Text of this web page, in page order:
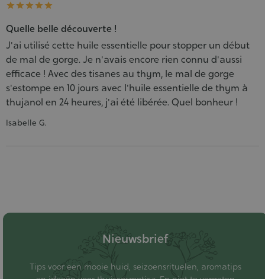
    
Quelle belle découverte !
J'ai utilisé cette huile essentielle pour stopper un début
de mal de gorge. Je n'avais encore rien connu d'aussi
efficace ! Avec des tisanes au thym, le mal de gorge
s'estompe en 10 jours avec l'huile essentielle de thym à
thujanol en 24 heures, j'ai été libérée. Quel bonheur !
Isabelle G.
Nieuwsbrief
Tips voor een mooie huid, seizoensrituelen, aromatips